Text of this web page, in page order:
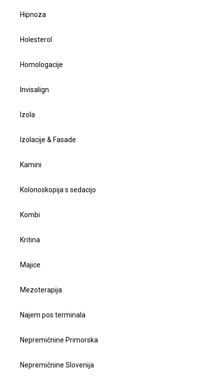
Hipnoza
Holesterol
Homologacije
Invisalign
Izola
Izolacije & Fasade
Kamini
Kolonoskopija s sedacijo
Kombi
Kritina
Majice
Mezoterapija
Najem pos terminala
Nepremičnine Primorska
Nepremičnine Slovenija